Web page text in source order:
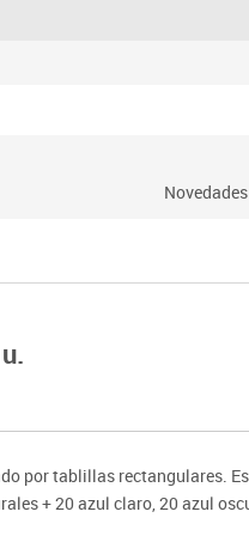
Novedades
por tablillas rectangulares.
+ 20 azul claro, 20 azul